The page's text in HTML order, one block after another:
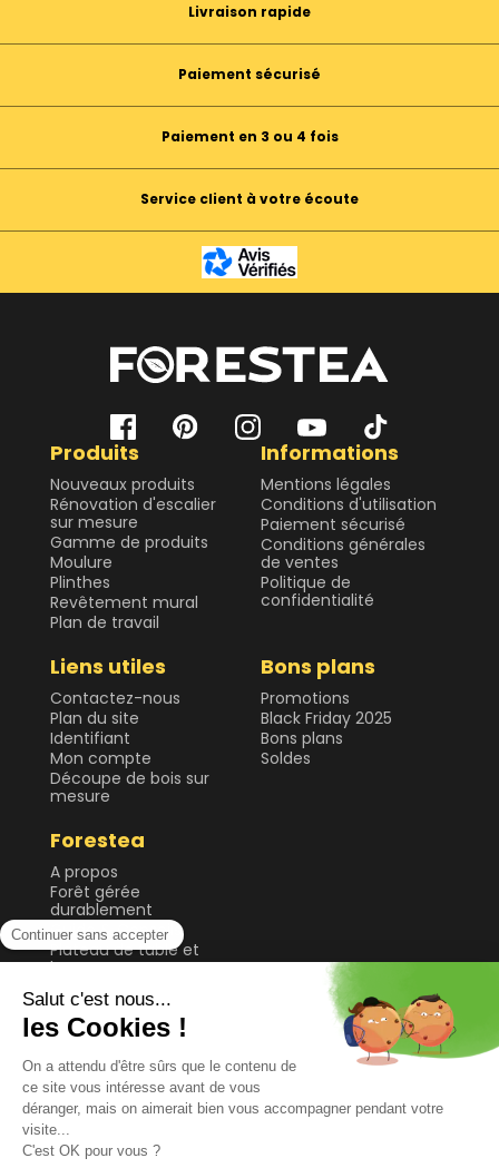
Livraison rapide
Paiement sécurisé
Paiement en 3 ou 4 fois
Service client à votre écoute
Produits
Nouveaux produits
Rénovation d'escalier
sur mesure
Gamme de produits
Moulure
Plinthes
Revêtement mural
Plan de travail
Informations
Mentions légales
Conditions d'utilisation
Paiement sécurisé
Conditions générales
de ventes
Politique de
confidentialité
Liens utiles
Contactez-nous
Plan du site
Identifiant
Mon compte
Découpe de bois sur
mesure
Bons plans
Promotions
Black Friday 2025
Bons plans
Soldes
Forestea
A propos
Forêt gérée
durablement
Guide & Conseils
Plateau de table et
bureau
Tablette et étagère
Tasseau, planche et
© 2026 FORESTEA